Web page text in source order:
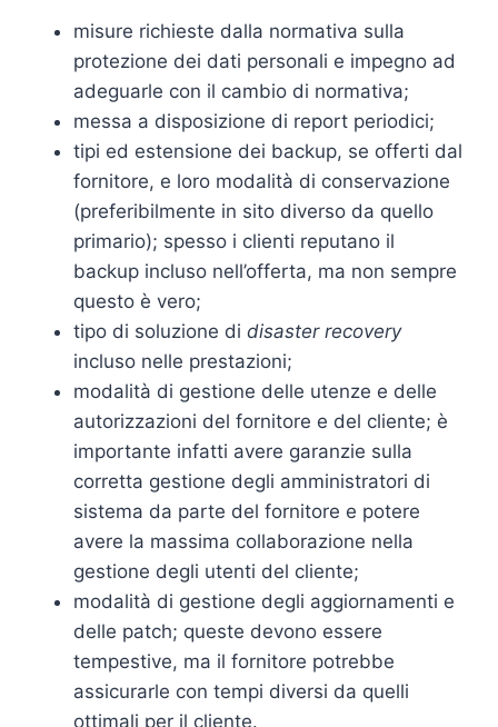
misure richieste dalla normativa sulla
protezione dei dati personali e impegno ad
adeguarle con il cambio di normativa;
messa a disposizione di report periodici;
tipi ed estensione dei backup, se offerti dal
fornitore, e loro modalità di conservazione
(preferibilmente in sito diverso da quello
primario); spesso i clienti reputano il
backup incluso nell’offerta, ma non sempre
questo è vero;
tipo di soluzione di disaster recovery
incluso nelle prestazioni;
modalità di gestione delle utenze e delle
autorizzazioni del fornitore e del cliente; è
importante infatti avere garanzie sulla
corretta gestione degli amministratori di
sistema da parte del fornitore e potere
avere la massima collaborazione nella
gestione degli utenti del cliente;
modalità di gestione degli aggiornamenti e
delle patch; queste devono essere
tempestive, ma il fornitore potrebbe
assicurarle con tempi diversi da quelli
ottimali per il cliente.